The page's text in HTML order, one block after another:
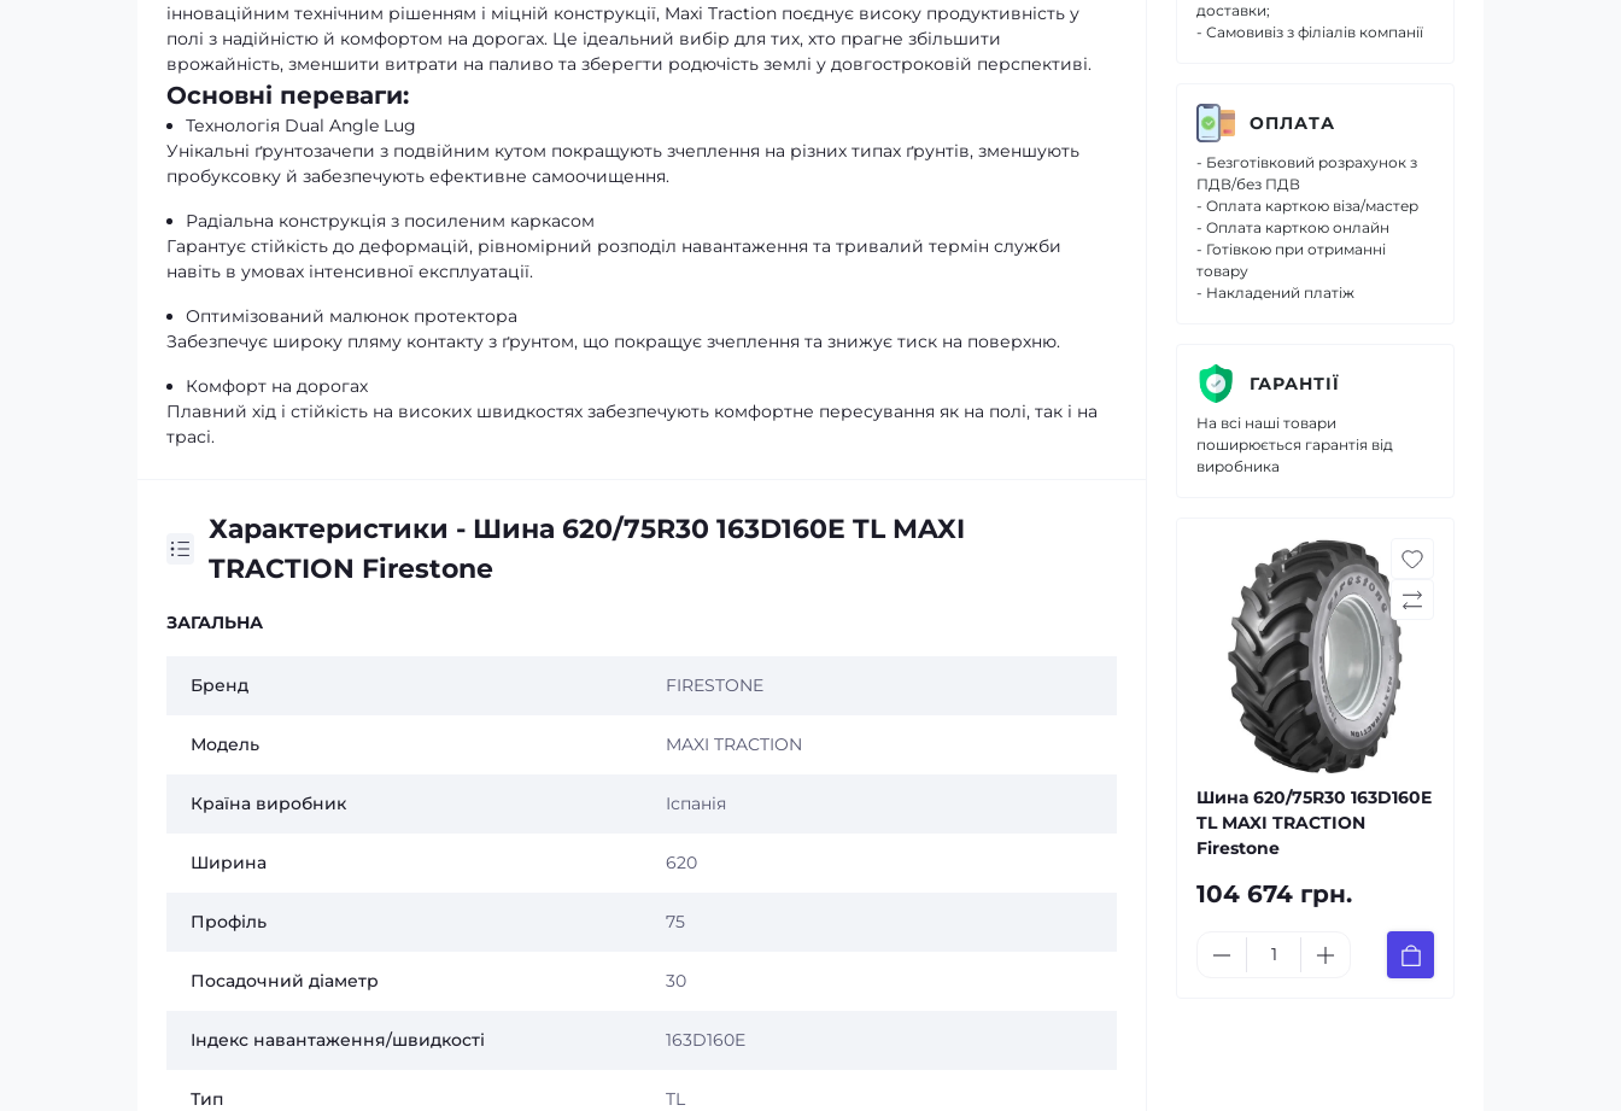
інноваційним технічним рішенням і міцній конструкції, Maxi Traction поєднує високу продуктивність у
полі з надійністю й комфортом на дорогах. Це ідеальний вибір для тих, хто прагне збільшити
врожайність, зменшити витрати на паливо та зберегти родючість землі у довгостроковій перспективі.
Основні переваги:
Технологія Dual Angle Lug
Унікальні ґрунтозачепи з подвійним кутом покращують зчеплення на різних типах ґрунтів, зменшують
пробуксовку й забезпечують ефективне самоочищення.
Радіальна конструкція з посиленим каркасом
Гарантує стійкість до деформацій, рівномірний розподіл навантаження та тривалий термін служби
навіть в умовах інтенсивної експлуатації.
Оптимізований малюнок протектора
Забезпечує широку пляму контакту з ґрунтом, що покращує зчеплення та знижує тиск на поверхню.
Комфорт на дорогах
Плавний хід і стійкість на високих швидкостях забезпечують комфортне пересування як на полі, так і на
трасі.
Характеристики - Шина 620/75R30 163D160E TL MAXI
TRACTION Firestone
ЗАГАЛЬНА
Бренд FIRESTONE
Модель MAXI TRACTION
Країна виробник Іспанія
Ширина 620
Профіль 75
Посадочний діаметр 30
Індекс навантаження/швидкості 163D160E
Тип TL
доставки;
- Самовивіз з філіалів компанії
ОПЛАТА
- Безготівковий розрахунок з
ПДВ/без ПДВ
- Оплата карткою віза/мастер
- Оплата карткою онлайн
- Готівкою при отриманні
товару
- Накладений платіж
ГАРАНТІЇ
На всі наші товари
поширюється гарантія від
виробника
Шина 620/75R30 163D160E
TL MAXI TRACTION
Firestone
104 674 грн.